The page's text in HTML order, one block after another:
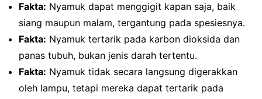
Fakta: Nyamuk dapat menggigit kapan saja, baik
siang maupun malam, tergantung pada spesiesnya.
Fakta: Nyamuk tertarik pada karbon dioksida dan
panas tubuh, bukan jenis darah tertentu.
Fakta: Nyamuk tidak secara langsung digerakkan
oleh lampu, tetapi mereka dapat tertarik pada